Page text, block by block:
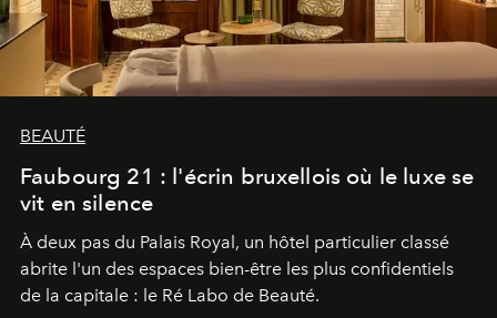
BEAUTÉ
Faubourg 21 : l'écrin bruxellois où le luxe se
vit en silence
À deux pas du Palais Royal, un hôtel particulier classé
abrite l'un des espaces bien-être les plus confidentiels
de la capitale : le Ré Labo de Beauté.